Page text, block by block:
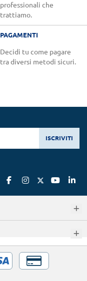
professionali che
trattiamo.
PAGAMENTI
Decidi tu come pagare
tra diversi metodi sicuri.
ISCRIVITI